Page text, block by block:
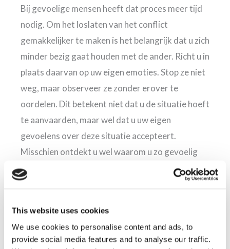
This website uses cookies
We use cookies to personalise content and ads, to
provide social media features and to analyse our traffic.
Bij gevoelige mensen heeft dat proces meer tijd
nodig. Om het loslaten van het conflict
gemakkelijker te maken is het belangrijk dat u zich
minder bezig gaat houden met de ander. Richt u in
plaats daarvan op uw eigen emoties. Stop ze niet
weg, maar observeer ze zonder erover te
oordelen. Dit betekent niet dat u de situatie hoeft
te aanvaarden, maar wel dat u uw eigen
gevoelens over deze situatie accepteert.
Misschien ontdekt u wel waarom u zo gevoelig
reageert? Ligt er mogelijk nog een andere
oorzaak aan ten grondslag? Eerder leed,
Het afhandelen van het conflict
Slaagt u erin om uw negatieve emoties los te